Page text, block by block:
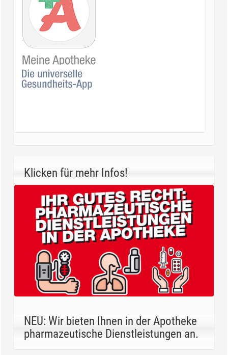
Klicken für mehr Infos!
NEU: Wir bieten Ihnen in der Apotheke
pharmazeutische Dienstleistungen an.